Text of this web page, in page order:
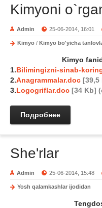
Kimyoni
Admin 25-06-2014, 16:01
Kimyo / Kimyo bo'yicha
Kimyo
1.Bilimingizni-sinab-
2.Anagrammalar.doc [39,5
3.Logogriflar.doc [34 Kb]
Подробнее
She'rlar
Admin 25-06-2014, 15:48
Yosh qalamkashlar ijodidan